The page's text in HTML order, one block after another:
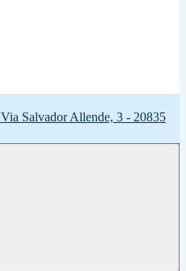
Via Salvador Allende, 3 - 20835